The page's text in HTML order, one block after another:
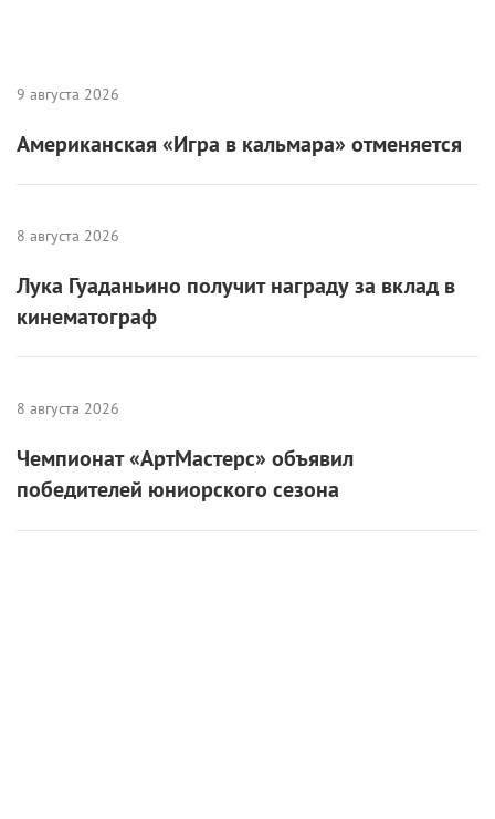
9 августа 2026
Американская «Игра в кальмара» отменяется
8 августа 2026
Лука Гуаданьино получит награду за вклад в
кинематограф
8 августа 2026
Чемпионат «АртМастерс» объявил
победителей юниорского сезона